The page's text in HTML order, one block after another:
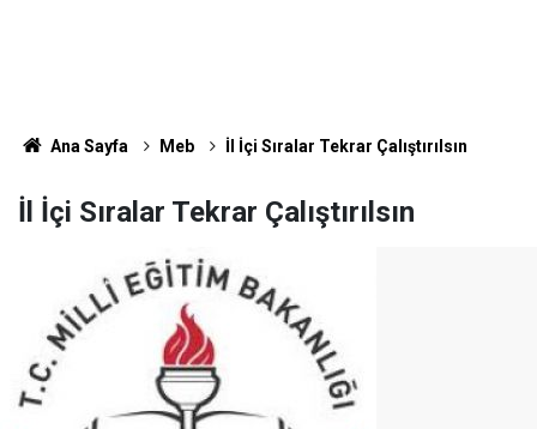
Ana Sayfa Meb İl İçi Sıralar Tekrar Çalıştırılsın
İl İçi Sıralar Tekrar Çalıştırılsın